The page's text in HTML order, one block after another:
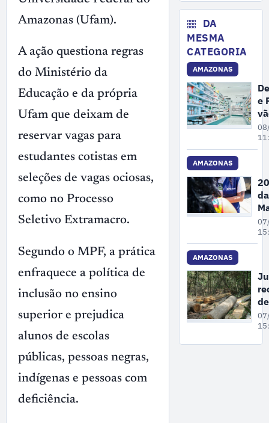
Amazonas (Ufam).
A ação questiona regras
do Ministério da
Educação e da própria
Ufam que deixam de
reservar vagas para
estudantes cotistas em
seleções de vagas ociosas,
como no Processo
Seletivo Extramacro.
Segundo o MPF, a prática
enfraquece a política de
inclusão no ensino
superior e prejudica
alunos de escolas
públicas, pessoas negras,
indígenas e pessoas com
deficiência.
de
DA
MESMA
CATEGORIA
AMAZONAS
e
e
AMAZONAS
de
AMAZONAS